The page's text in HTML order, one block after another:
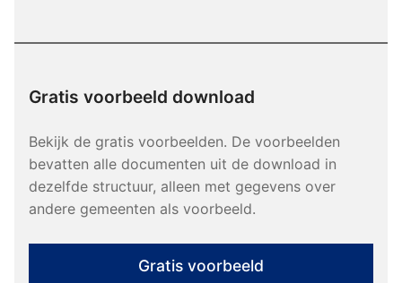
Gratis voorbeeld download
Bekijk de gratis voorbeelden. De voorbeelden
bevatten alle documenten uit de download in
dezelfde structuur, alleen met gegevens over
andere gemeenten als voorbeeld.
Gratis voorbeeld